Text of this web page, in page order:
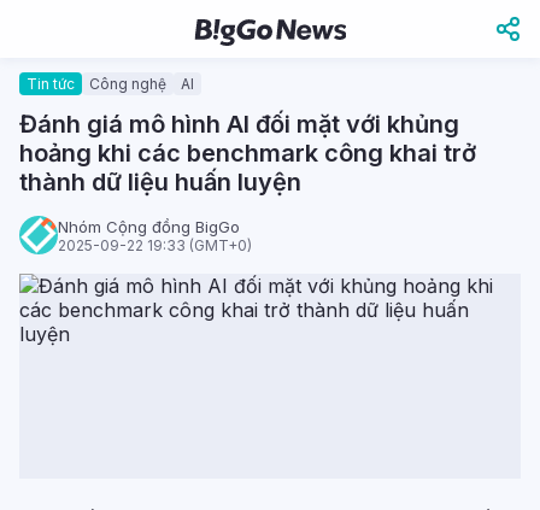
Tin tức Công nghệ AI
Đánh giá mô hình AI đối mặt với khủng
hoảng khi các benchmark công khai trở
thành dữ liệu huấn luyện
Nhóm Cộng đồng BigGo
2025-09-22 19:33 (GMT+0)